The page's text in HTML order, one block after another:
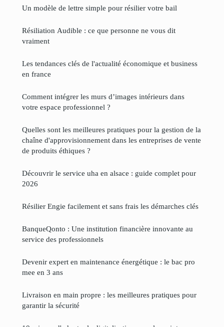
Un modèle de lettre simple pour résilier votre bail
Résiliation Audible : ce que personne ne vous dit
vraiment
Les tendances clés de l'actualité économique et business
en france
Comment intégrer les murs d’images intérieurs dans
votre espace professionnel ?
Quelles sont les meilleures pratiques pour la gestion de la
chaîne d'approvisionnement dans les entreprises de vente
de produits éthiques ?
Découvrir le service uha en alsace : guide complet pour
2026
Résilier Engie facilement et sans frais les démarches clés
BanqueQonto : Une institution financière innovante au
service des professionnels
Devenir expert en maintenance énergétique : le bac pro
mee en 3 ans
Livraison en main propre : les meilleures pratiques pour
garantir la sécurité